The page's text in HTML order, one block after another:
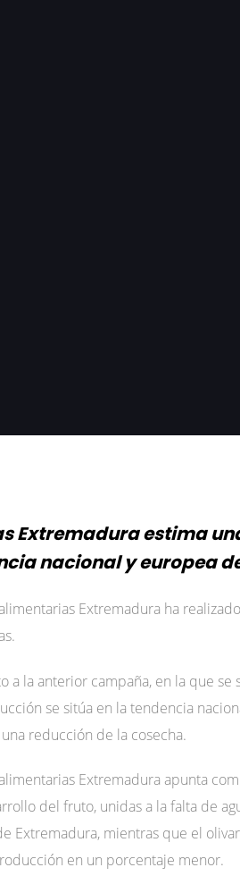
estima
nacional y europea
Extremadura ha
la anterior campaña, en la que
se sitúa en la tendencia
reducción de la cosecha.
Extremadura apunta
del fruto, unidas a la falta de
Extremadura, mientras que el
en un porcentaje menor.